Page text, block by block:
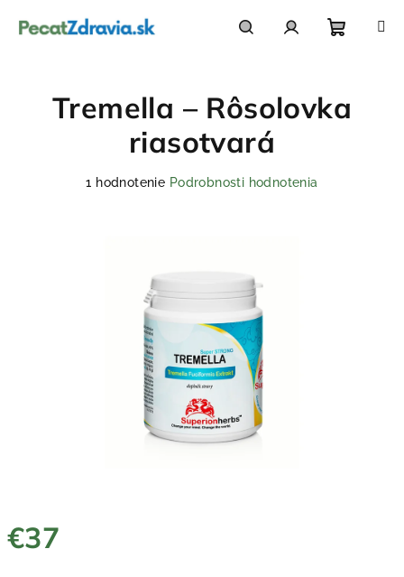
košík
€37
Tremella – Rôsolovka
riasotvará
Priemerné
hviezdičiek.
1 hodnotenie Podrobnosti hodnotenia